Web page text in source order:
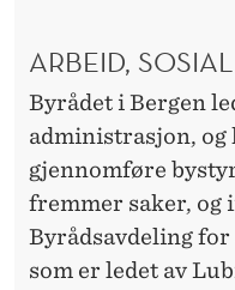
ARBEID,
Byrådet i Bergen
administrasjon, og
gjennomføre
fremmer saker,
Byrådsavdeling for
som er ledet av